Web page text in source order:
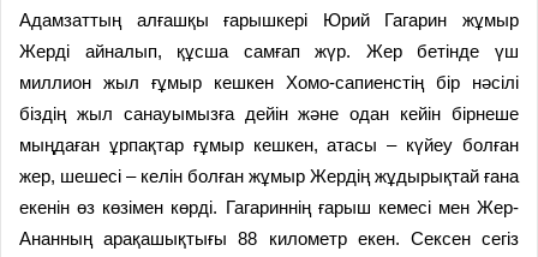
Адамзаттың алғашқы ғарышкері Юрий Гагарин жұмыр
Жерді айналып, құсша самғап жүр. Жер бетінде үш
миллион жыл ғұмыр кешкен Хомо-сапиенстің бір нәсілі
біздің жыл санауымызға дейін және одан кейін бірнеше
мыңдаған ұрпақтар ғұмыр кешкен, атасы – күйеу болған
жер, шешесі – келін болған жұмыр Жердің жұдырықтай ғана
екенін өз көзімен көрді. Гагариннің ғарыш кемесі мен Жер-
Ананның арақашықтығы 88 километр екен. Сексен сегіз